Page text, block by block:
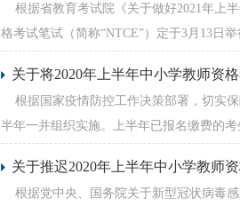
根据省教育考试院《关于做好2021年上
格考试笔试（简称“NTCE”）定于3月13
关于将2020年上半年中小学教师资
根据国家疫情防控工作决策部署，切实
半年一并组织实施。上半年已报名缴费的
关于推迟2020年上半年中小学教师
根据党中央、国务院关于新型冠状病毒